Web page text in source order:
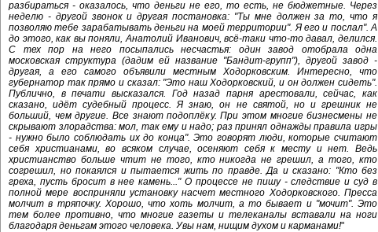
разбираться - оказалось, что деньги не его, то есть, не бюджетные. Через
неделю - другой звонок и другая постановка: "Ты мне должен за то, что я
позволяю тебе зарабатывать деньги на моей территории". Я его и послал". А
до этого, как вы поняли, Анатолий Иванович, всё-таки что-то давал, делился.
С тех пор на него посыпались несчастья: один завод отобрала одна
московская структура (дадим ей название "Бандит-групп"), другой завод -
другая, а его самого объявили местным Ходорковским. Интересно, что
губернатор так прямо и сказал: "Это наш Ходорковский, и он должен сидеть".
Публично, в печати высказался. Год назад парня арестовали, сейчас, как
сказано, идёт судебный процесс. Я знаю, он не святой, но и грешник не
больший, чем другие. Все знают подоплёку. При этом многие бизнесмены не
скрывают злорадства: мол, так ему и надо; раз принял однажды правила игры
- нужно было соблюдать их до конца". Это говорят люди, которые считают
себя христианами, во всяком случае, осеняют себя к месту и нет. Ведь
христианство больше чтит не того, кто никогда не грешил, а того, кто
согрешил, но покаялся и пытается жить по правде. Да и сказано: "Кто без
греха, пусть бросит в нее камень..." О процессе не пишу - следствие и суд в
полной мере восприняли установку насчет местного Ходорковского. Пресса
молчит в тряпочку. Хорошо, что хоть молчит, а то бывает и "мочит". Это
тем более противно, что многие газеты и телеканалы вставали на ноги
благодаря деньгам этого человека. Увы нам, нищим духом и карманами!"